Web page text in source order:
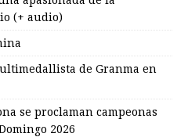
(+ audio)
de Granma en
se proclaman campeonas
2026